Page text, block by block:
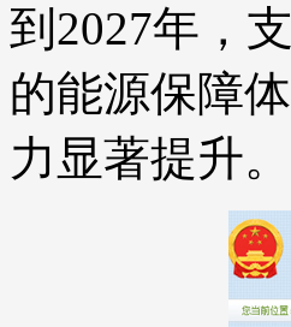
到2027年，
的能源保障
力显著提升。